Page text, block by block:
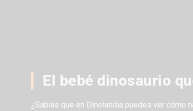
El bebé dinosaurio
¿Sabías que en Dinolandia puedes ver cómo